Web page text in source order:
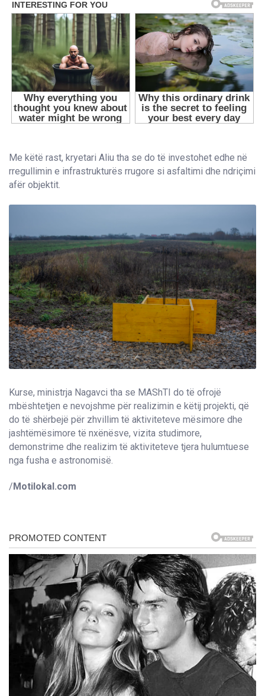
Me këtë rast, kryetari Aliu tha se do të investohet edhe në
rregullimin e infrastrukturës rrugore si asfaltimi dhe ndriçimi
afër objektit.
Kurse, ministrja Nagavci tha se MAShTI do të ofrojë
mbështetjen e nevojshme për realizimin e këtij projekti, që
do të shërbejë për zhvillim të aktiviteteve mësimore dhe
jashtëmësimore të nxënësve, vizita studimore,
demonstrime dhe realizim të aktiviteteve tjera hulumtuese
nga fusha e astronomisë.
/ Motilokal.com